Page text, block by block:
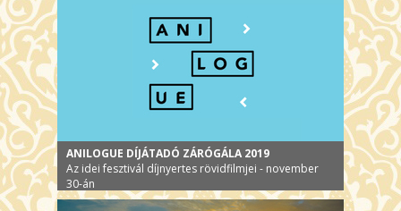
ANILOGUE DÍJÁTADÓ ZÁRÓGÁLA 2019
Az idei fesztivál díjnyertes rövidfilmjei - november
30-án